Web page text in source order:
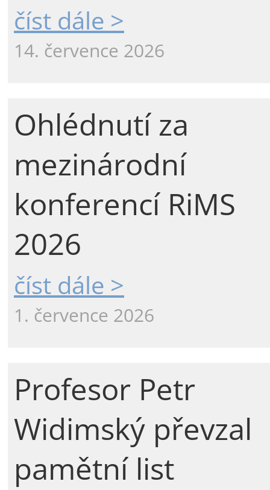
číst dále >
14. července 2026
Ohlédnutí za
mezinárodní
konferencí RiMS
2026
číst dále >
1. července 2026
Profesor Petr
Widimský převzal
pamětní list